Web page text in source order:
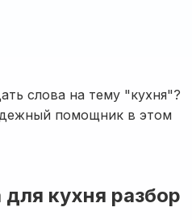
слова на тему "кухня"?
помощник в этом
для кухня разбор